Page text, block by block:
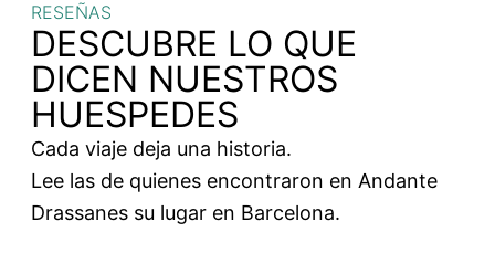
RESEÑAS
DESCUBRE LO QUE
DICEN NUESTROS
HUESPEDES
Cada viaje deja una historia.
Lee las de quienes encontraron en Andante
Drassanes su lugar en Barcelona.